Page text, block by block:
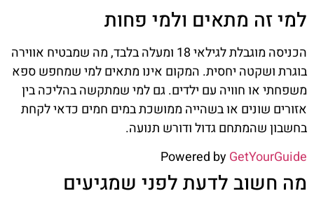
למי זה מתאים ולמי פחות
הכניסה מוגבלת לגילאי 18 ומעלה בלבד, מה שמבטיח אווירה
בוגרת ושקטה יחסית. המקום אינו מתאים למי שמחפש ספא
משפחתי או חוויה עם ילדים. גם למי שמתקשה בהליכה בין
אזורים שונים או בשהייה ממושכת במים חמים כדאי לקחת
בחשבון שהמתחם גדול ודורש תנועה.
Powered byGetYourGuide
מה חשוב לדעת לפני שמגיעים